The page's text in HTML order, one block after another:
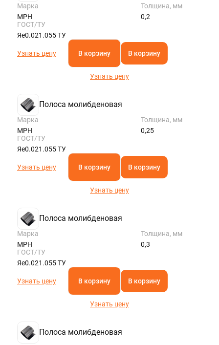
Марка
МРН
Толщина, мм
0,2
ГОСТ/ТУ
Яе0.021.055 ТУ
Узнать цену В корзину В корзину
Узнать цену
Полоса молибденовая
Марка
МРН
Толщина, мм
0,25
ГОСТ/ТУ
Яе0.021.055 ТУ
Узнать цену В корзину В корзину
Узнать цену
Полоса молибденовая
Марка
МРН
Толщина, мм
0,3
ГОСТ/ТУ
Яе0.021.055 ТУ
Узнать цену В корзину В корзину
Узнать цену
Полоса молибденовая